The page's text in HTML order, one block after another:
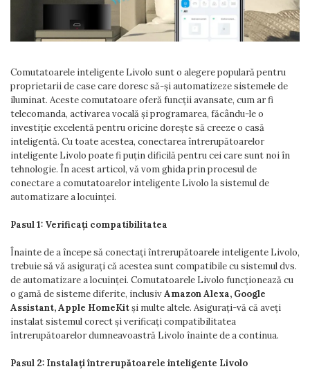
chiuvete
Accesorii chiuvete bucatarie
Suporti burete
Tocatoare lemn si sticla
Sisteme de scurgere si cleme
Tavita scurgere vase/legume/fructe
Dispenser detergent
Rasnite de cafea
Roboti de bucatarie
Aparate de gatit-aragazuri
Accesorii
Seturi Electrocasnice
Construieste singur
Panouri si rame
Comutatoarele inteligente Livolo sunt o alegere populară pentru
proprietarii de case care doresc să-și automatizeze sistemele de
iluminat. Aceste comutatoare oferă funcții avansate, cum ar fi
telecomanda, activarea vocală și programarea, făcându-le o
investiție excelentă pentru oricine dorește să creeze o casă
inteligentă. Cu toate acestea, conectarea întrerupătoarelor
inteligente Livolo poate fi puțin dificilă pentru cei care sunt noi în
tehnologie. În acest articol, vă vom ghida prin procesul de
conectare a comutatoarelor inteligente Livolo la sistemul de
automatizare a locuinței.
Pasul 1: Verificați compatibilitatea
Înainte de a începe să conectați întrerupătoarele inteligente Livolo,
trebuie să vă asigurați că acestea sunt compatibile cu sistemul dvs.
de automatizare a locuinței. Comutatoarele Livolo funcționează cu
o gamă de sisteme diferite, inclusivAmazon Alexa, Google
Assistant, Apple HomeKitși multe altele. Asigurați-vă că aveți
instalat sistemul corect și verificați compatibilitatea
întrerupătoarelor dumneavoastră Livolo înainte de a continua.
Pasul 2: Instalați întrerupătoarele inteligente Livolo